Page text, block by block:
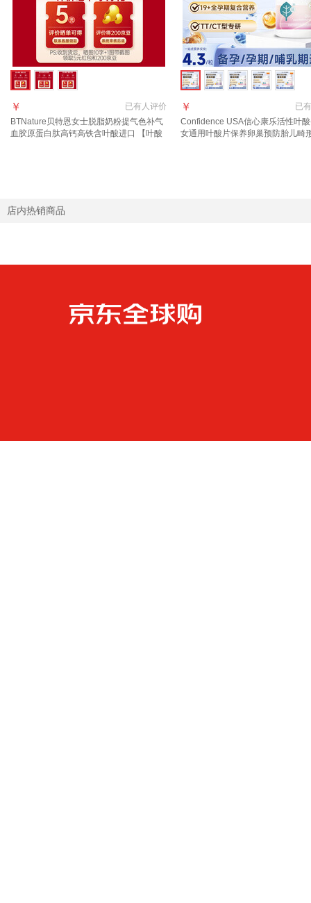
已有人评价
￥
BTNature贝特恩女士脱脂奶粉提气色补气
血胶原蛋白肽高钙高铁含叶酸进口 【叶酸
已有
￥
Confidence USA信心康乐活性叶
女通用叶酸片保养卵巢预防胎儿畸
店内热销商品